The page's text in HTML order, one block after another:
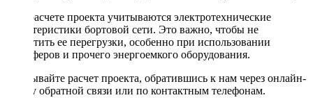
При расчете проекта учитываются электротехнические
характеристики бортовой сети. Это важно, чтобы не
допустить ее перегрузки, особенно при использовании
сабвуферов и прочего энергоемкого оборудования.
Заказывайте расчет проекта, обратившись к нам через онлайн-
форму обратной связи или по контактным телефонам.